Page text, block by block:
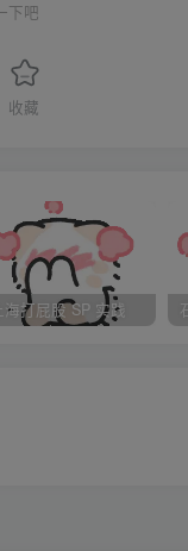
隔光效果很好，
时候我还是没有
么时候实践啊？”“
自己脱，我们的
下来。
上，她自己的腿自
，而且肉很结实。
状说出来，妹妹居
下吧
收藏
海打屁股 SP 实践